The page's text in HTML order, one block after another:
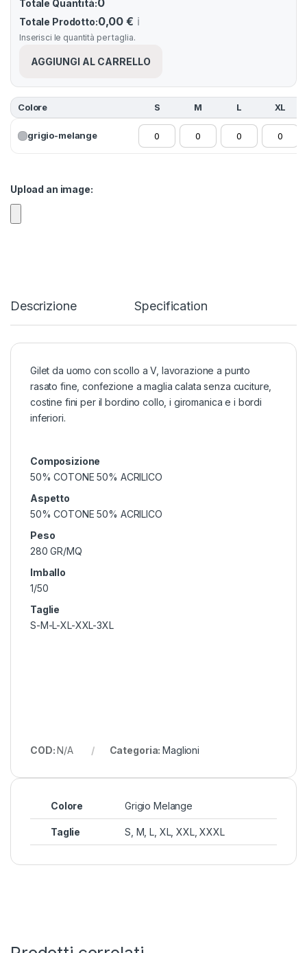
Totale Quantità:
Totale Prodotto:0,00 € ℹ️
Inserisci le quantità per taglia.
AGGIUNGI AL CARRELLO
Colore S M L XL
grigio-melange
Upload an image:
Descrizione Specification
Gilet da uomo con scollo a V, lavorazione a punto
rasato fine, confezione a maglia calata senza cuciture,
costine fini per il bordino collo, i giromanica e i bordi
inferiori.
Composizione
50% COTONE 50% ACRILICO
Aspetto
50% COTONE 50% ACRILICO
Peso
280 GR/MQ
Imballo
1/50
Taglie
S-M-L-XL-XXL-3XL
COD:N/A Categoria:Maglioni
Colore Grigio Melange
Taglie S, M, L, XL, XXL, XXXL